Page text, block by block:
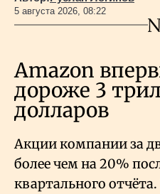
5 августа 2026, 08:22
Amazon
дороже 3
долларов
Акции компании за
более чем на 20%
квартального